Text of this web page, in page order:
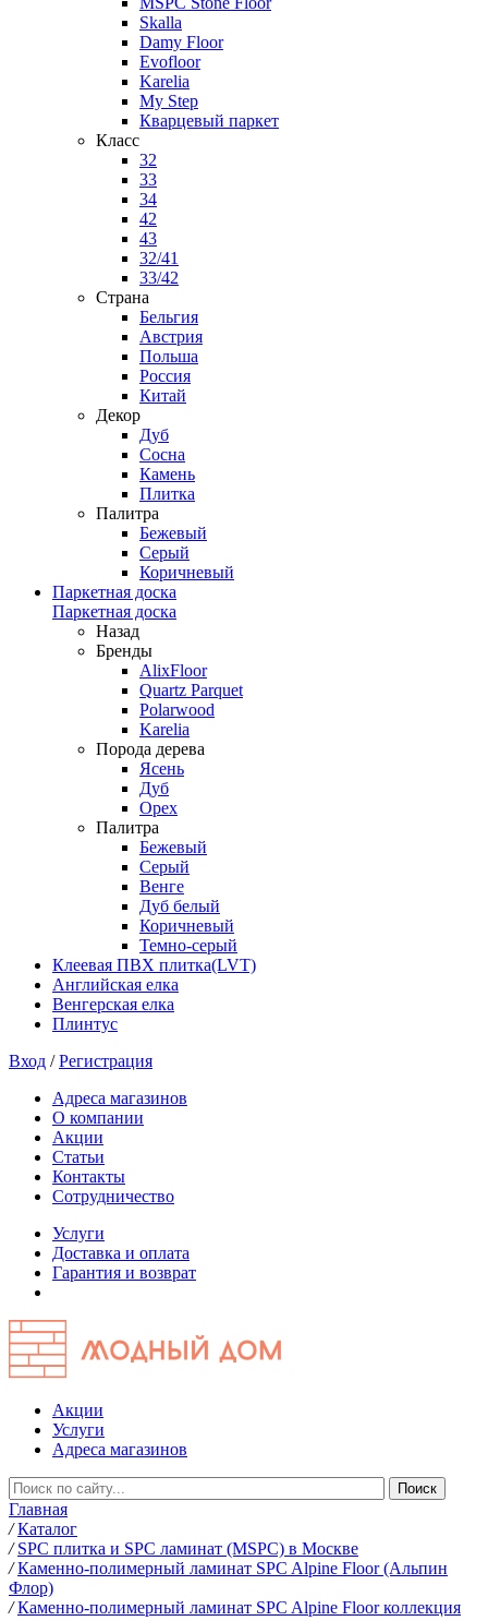
Skalla
Damy Floor
Evofloor
Karelia
My Step
Кварцевый паркет
Класс
32
33
34
42
43
32/41
33/42
Страна
Бельгия
Австрия
Польша
Россия
Китай
Декор
Дуб
Сосна
Камень
Плитка
Палитра
Бежевый
Серый
Коричневый
Паркетная доска
Паркетная доска
Назад
Бренды
AlixFloor
Quartz Parquet
Polarwood
Karelia
Порода дерева
Ясень
Дуб
Орех
Палитра
Бежевый
Серый
Венге
Дуб белый
Коричневый
Темно-серый
Клеевая ПВХ плитка(LVT)
Английская елка
Венгерская елка
Плинтус
Вход /Регистрация
Адреса магазинов
О компании
Акции
Статьи
Контакты
Сотрудничество
Услуги
Доставка и оплата
Гарантия и возврат
Акции
Услуги
Адреса магазинов
Главная
/ Каталог
/ SPC плитка и SPC ламинат (MSPC) в Москве
/ Каменно-полимерный ламинат SPC Alpine Floor (Альпин
Флор)
/ Каменно-полимерный ламинат SPC Alpine Floor коллекция